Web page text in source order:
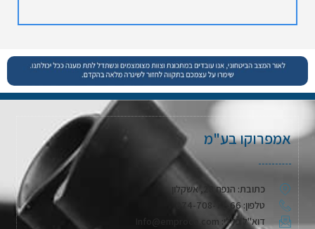
אמפרוקו בע"מ
כתובת: הנפח 28, אשקלון
טלפון: 074-708-71-66
דוא"ל כללי: Info@emproco.com